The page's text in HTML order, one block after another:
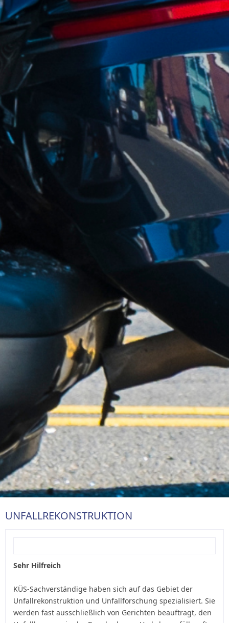
UNFALLREKONSTRUKTION
Sehr Hilfreich
KÜS-Sachverständige haben sich auf das Gebiet der
Unfallrekonstruktion und Unfallforschung spezialisiert. Sie
werden fast ausschließlich von Gerichten beauftragt, den